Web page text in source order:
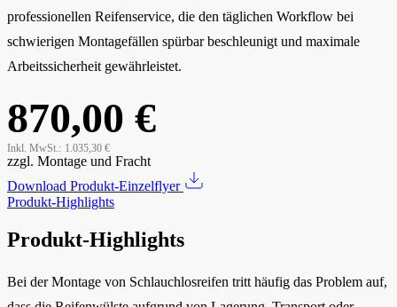
professionellen Reifenservice, die den täglichen Workflow bei
schwierigen Montagefällen spürbar beschleunigt und maximale
Arbeitssicherheit gewährleistet.
870,00 €
Inkl. MwSt.: 1.035,30 €
zzgl. Montage und Fracht
Download Produkt-Einzelflyer
Produkt-Highlights
Produkt-Highlights
Bei der Montage von Schlauchlosreifen tritt häufig das Problem auf,